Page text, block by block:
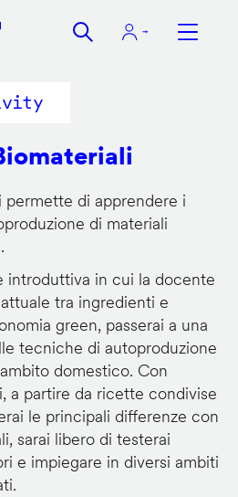
di apprendere i
di materiali
introduttiva in cui la docente
tra ingredienti e
green, passerai a una
tecniche di autoproduzione
domestico. Con
a partire da ricette condivise
le principali differenze con
sarai libero di testerai
e impiegare in diversi ambiti